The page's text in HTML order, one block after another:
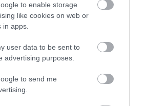
to enable storage
like cookies on web or
apps.
user data to be sent to
advertising purposes.
to send me